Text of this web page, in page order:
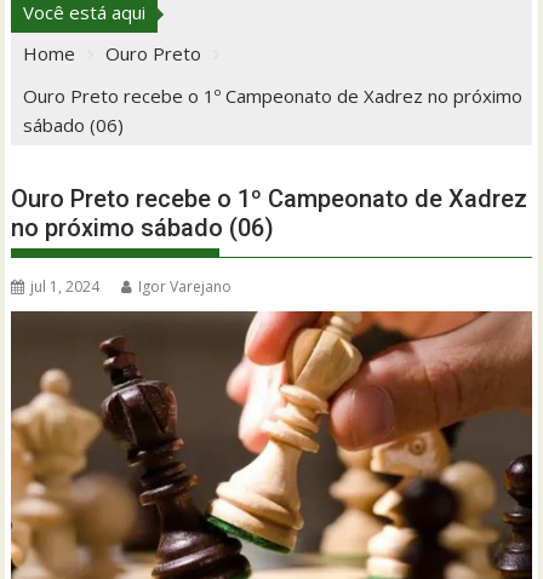
Você está aqui
Home
Ouro Preto
Ouro Preto recebe o 1º Campeonato de Xadrez no próximo
sábado (06)
Ouro Preto recebe o 1º Campeonato de Xadrez
no próximo sábado (06)
jul 1, 2024 Igor Varejano